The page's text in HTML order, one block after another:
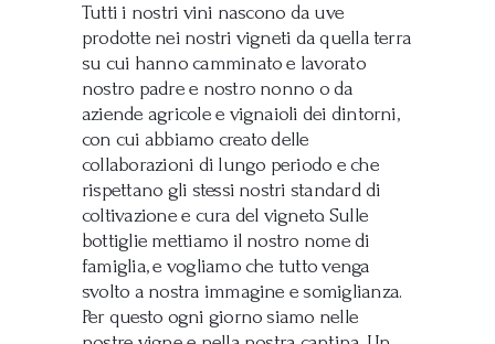
Tutti i nostri vini nascono da uve
prodotte nei nostri vigneti da quella terra
su cui hanno camminato e lavorato
nostro padre e nostro nonno o da
aziende agricole e vignaioli dei dintorni,
con cui abbiamo creato delle
collaborazioni di lungo periodo e che
rispettano gli stessi nostri standard di
coltivazione e cura del vigneto. Sulle
bottiglie mettiamo il nostro nome di
famiglia, e vogliamo che tutto venga
svolto a nostra immagine e somiglianza.
Per questo ogni giorno siamo nelle